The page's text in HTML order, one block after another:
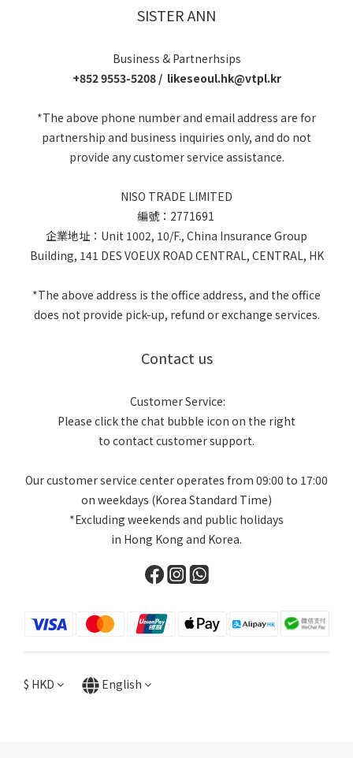
SISTER ANN
Business & Partnerhsips
+852 9553-5208 / likeseoul.hk@vtpl.kr
*The above phone number and email address are for
partnership and business inquiries only, and do not
provide any customer service assistance.
NISO TRADE LIMITED
編號：2771691
企業地址：Unit 1002, 10/F., China Insurance Group
Building, 141 DES VOEUX ROAD CENTRAL, CENTRAL, HK
*The above address is the office address, and the office
does not provide pick-up, refund or exchange services.
Contact us
Customer Service:
Please click the chat bubble icon on the right
to contact customer support.
Our customer service center operates from 09:00 to 17:00
on weekdays (Korea Standard Time)
*Excluding weekends and public holidays
in Hong Kong and Korea.
$ HKD English